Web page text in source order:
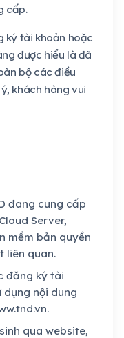
cấp.
ký tài khoản hoặc
được hiểu là đã
bộ các điều
khách hàng vui
đang cung cấp
Server,
mềm bản quyền
liên quan.
đăng ký tài
dụng nội dung
qua website,